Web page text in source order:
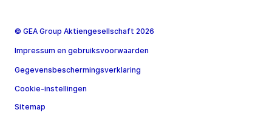
© GEA Group Aktiengesellschaft 2026
Impressum en gebruiksvoorwaarden
Gegevensbeschermingsverklaring
Cookie-instellingen
Sitemap